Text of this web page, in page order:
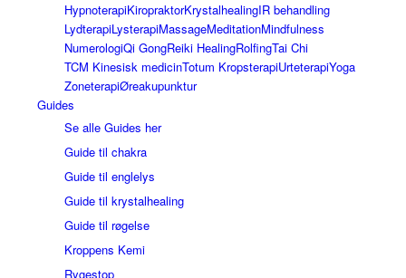
HypnoterapiKiropraktorKrystalhealingIR behandling
LydterapiLysterapiMassageMeditationMindfulness
NumerologiQi GongReiki HealingRolfingTai Chi
TCM Kinesisk medicinTotum KropsterapiUrteterapiYoga
ZoneterapiØreakupunktur
Guides
Se alle Guides her
Guide til chakra
Guide til englelys
Guide til krystalhealing
Guide til røgelse
Kroppens Kemi
Rygestop